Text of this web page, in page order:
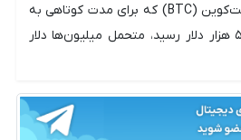
تقریباً ۱۱ درصدی قیمت بیت‌کوین (BTC) که برای مدت کوتاهی به
بالاترین رقم سال یعنی ۵۷ هزار دلار رسید، متحمل میلیون‌ها دلار